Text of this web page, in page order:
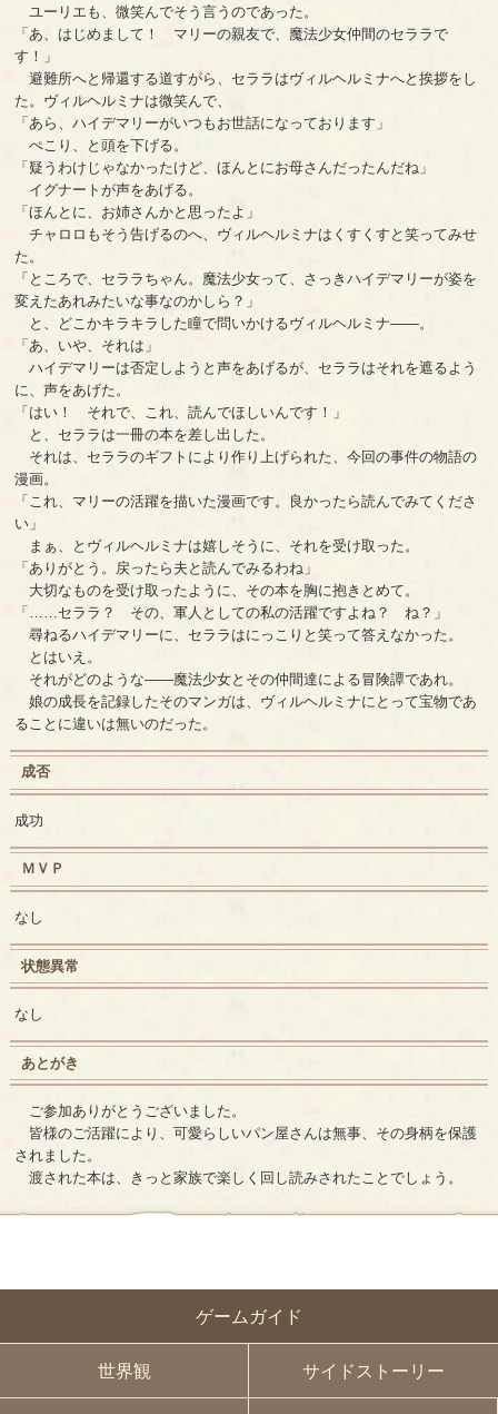
ゲームガイド
世界観 サイドストーリー
ユーリエも、微笑んでそう言うのであった。
「あ、はじめまして！ マリーの親友で、魔法少女仲間のセララで
す！」
避難所へと帰還する道すがら、セララはヴィルヘルミナへと挨拶をし
た。ヴィルヘルミナは微笑んで、
「あら、ハイデマリーがいつもお世話になっております」
ぺこり、と頭を下げる。
「疑うわけじゃなかったけど、ほんとにお母さんだったんだね」
イグナートが声をあげる。
「ほんとに、お姉さんかと思ったよ」
チャロロもそう告げるのへ、ヴィルヘルミナはくすくすと笑ってみせ
た。
「ところで、セララちゃん。魔法少女って、さっきハイデマリーが姿を
変えたあれみたいな事なのかしら？」
と、どこかキラキラした瞳で問いかけるヴィルヘルミナ――。
「あ、いや、それは」
ハイデマリーは否定しようと声をあげるが、セララはそれを遮るよう
に、声をあげた。
「はい！ それで、これ、読んでほしいんです！」
と、セララは一冊の本を差し出した。
それは、セララのギフトにより作り上げられた、今回の事件の物語の
漫画。
「これ、マリーの活躍を描いた漫画です。良かったら読んでみてくださ
い」
まぁ、とヴィルヘルミナは嬉しそうに、それを受け取った。
「ありがとう。戻ったら夫と読んでみるわね」
大切なものを受け取ったように、その本を胸に抱きとめて。
「……セララ？ その、軍人としての私の活躍ですよね？ ね？」
尋ねるハイデマリーに、セララはにっこりと笑って答えなかった。
とはいえ。
それがどのような――魔法少女とその仲間達による冒険譚であれ。
娘の成長を記録したそのマンガは、ヴィルヘルミナにとって宝物であ
ることに違いは無いのだった。
成否
成功
ＭＶＰ
なし
状態異常
なし
あとがき
ご参加ありがとうございました。
皆様のご活躍により、可愛らしいパン屋さんは無事、その身柄を保護
されました。
渡された本は、きっと家族で楽しく回し読みされたことでしょう。